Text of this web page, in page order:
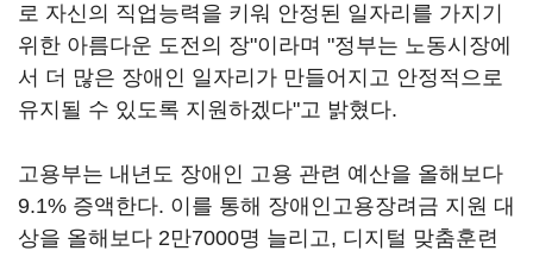
로 자신의 직업능력을 키워 안정된 일자리를 가지기
위한 아름다운 도전의 장"이라며 "정부는 노동시장에
서 더 많은 장애인 일자리가 만들어지고 안정적으로
유지될 수 있도록 지원하겠다"고 밝혔다.
고용부는 내년도 장애인 고용 관련 예산을 올해보다
9.1% 증액한다. 이를 통해 장애인고용장려금 지원 대
상을 올해보다 2만7000명 늘리고, 디지털 맞춤훈련